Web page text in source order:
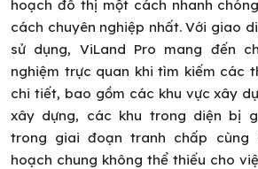
hoạch đô thị một cách nhanh
cách chuyên nghiệp nhất. Với giao
sử dụng, ViLand Pro mang đến
nghiệm trực quan khi tìm kiếm các
chi tiết, bao gồm các khu vực xây
xây dựng, các khu trong diện bị
trong giai đoạn tranh chấp cùng
hoạch chung không thể thiếu cho